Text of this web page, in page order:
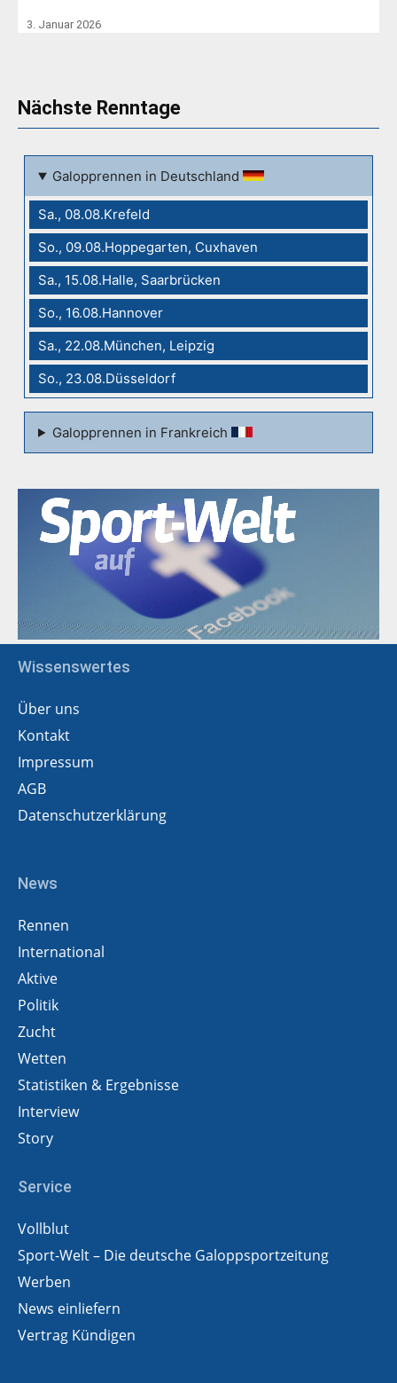
3. Januar 2026
Nächste Renntage
Galopprennen in Deutschland
Sa., 08.08.Krefeld
So., 09.08.Hoppegarten, Cuxhaven
Sa., 15.08.Halle, Saarbrücken
So., 16.08.Hannover
Sa., 22.08.München, Leipzig
So., 23.08.Düsseldorf
Galopprennen in Frankreich
Wissenswertes
Über uns
Kontakt
Impressum
AGB
Datenschutzerklärung
News
Rennen
International
Aktive
Politik
Zucht
Wetten
Statistiken & Ergebnisse
Interview
Story
Service
Vollblut
Sport-Welt – Die deutsche Galoppsportzeitung
Werben
News einliefern
Vertrag Kündigen